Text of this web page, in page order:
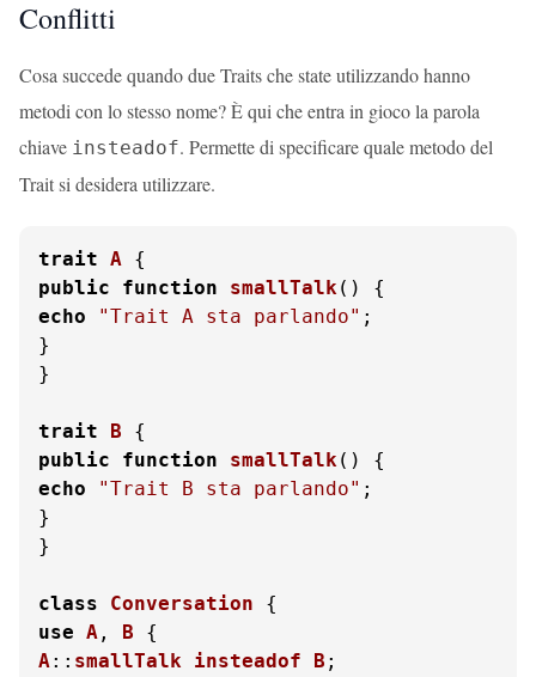
Conflitti
Cosa succede quando due Traits che state utilizzando hanno
metodi con lo stesso nome? È qui che entra in gioco la parola
chiave insteadof. Permette di specificare quale metodo del
Trait si desidera utilizzare.
trait A
public
function smallTalk( )
echo
"Trait A sta parlando" ;
}
}
trait B
public
function smallTalk( )
echo
"Trait B sta parlando" ;
}
}
class Conversation
use A , B
A:: smallTalk insteadof B ;